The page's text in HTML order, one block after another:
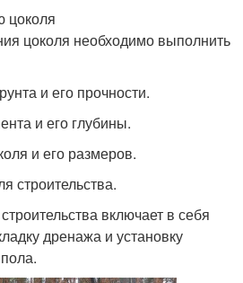
цоколя
цоколя необходимо выполнить
и его прочности.
и его глубины.
и его размеров.
строительства.
включает в себя
дренажа и установку